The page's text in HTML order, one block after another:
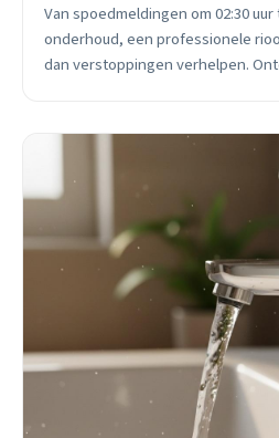
Van spoedmeldingen om 02:30
onderhoud, een professionele
dan verstoppingen verhelpen.